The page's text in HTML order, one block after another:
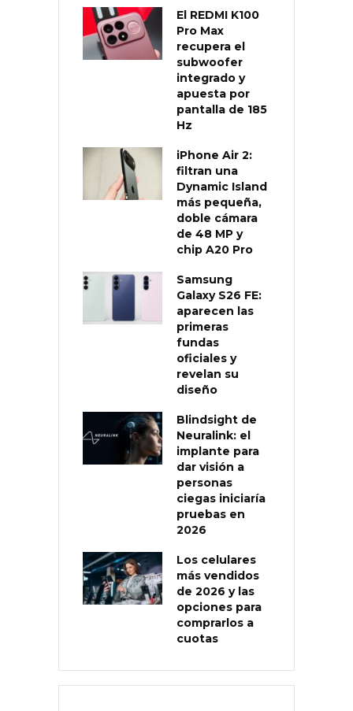
El REDMI K100
Pro Max
recupera el
subwoofer
integrado y
apuesta por
pantalla de 185
Hz
iPhone Air 2:
filtran una
Dynamic Island
más pequeña,
doble cámara
de 48 MP y
chip A20 Pro
Samsung
Galaxy S26 FE:
aparecen las
primeras
fundas
oficiales y
revelan su
diseño
Blindsight de
Neuralink: el
implante para
dar visión a
personas
ciegas iniciaría
pruebas en
2026
Los celulares
más vendidos
de 2026 y las
opciones para
comprarlos a
cuotas